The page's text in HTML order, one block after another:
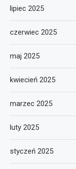
lipiec 2025
czerwiec 2025
maj 2025
kwiecień 2025
marzec 2025
luty 2025
styczeń 2025